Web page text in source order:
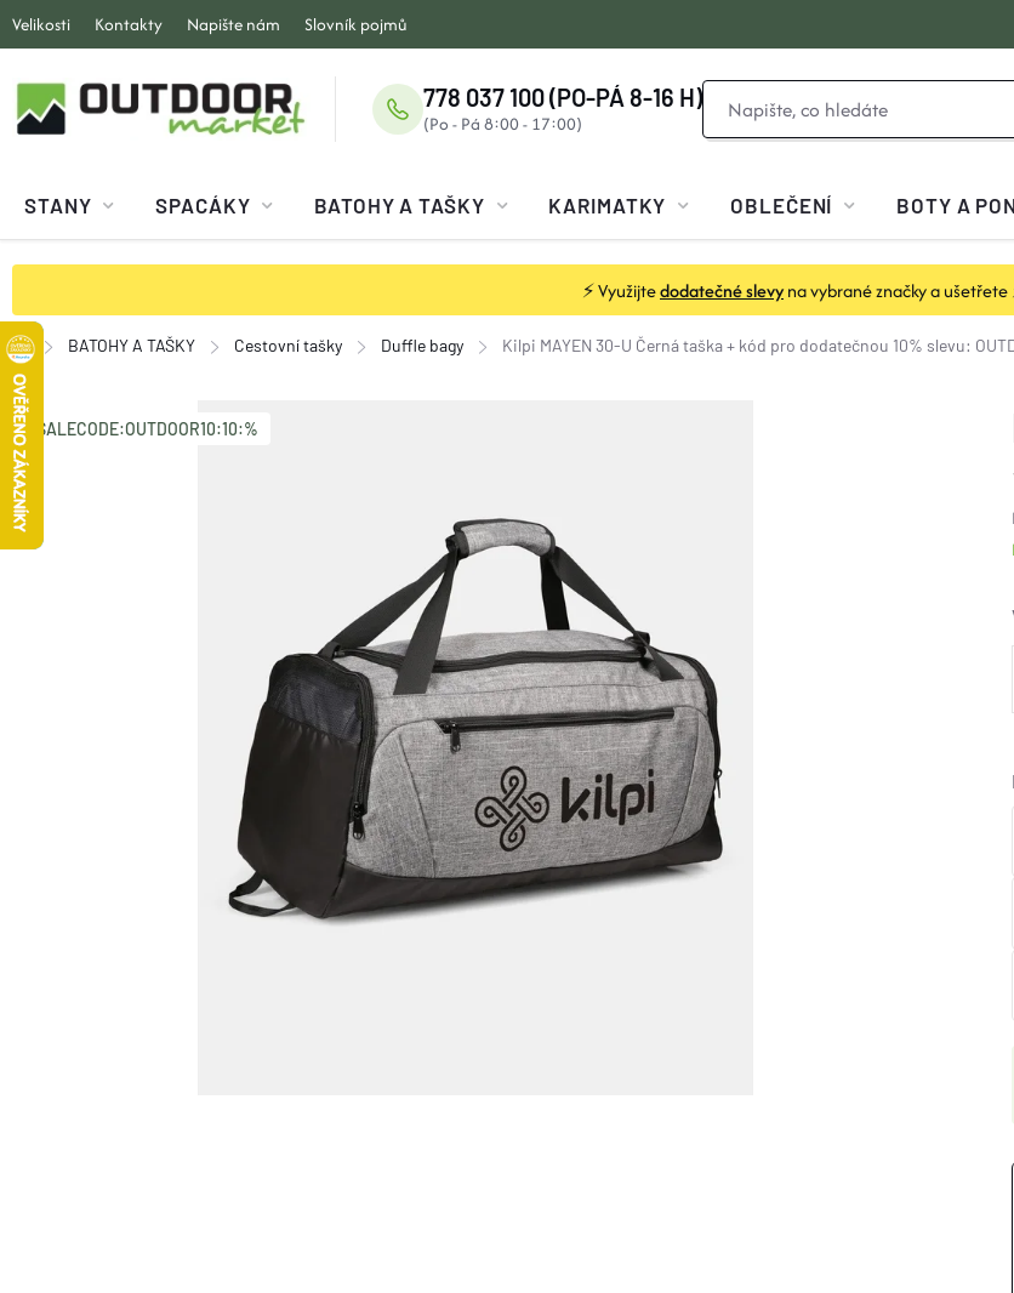
Přejít
na
obsah
⚡ Využijtedodatečné slevyna vybrané značky a ušetřete
Velikosti Kontakty Napište nám Slovník pojmů
778 037 100 (PO-PÁ 8-16 H)
STANY SPACÁKY BATOHY A TAŠKY KARIMATKY OBLEČENÍ BOTY A
Domů
BATOHY A TAŠKY Cestovní tašky Duffle bagy Kilpi MAYEN 30-U Černátaška + kód pro dodatečnou 10% slevu:
SALECODE:OUTDOOR10:10:%